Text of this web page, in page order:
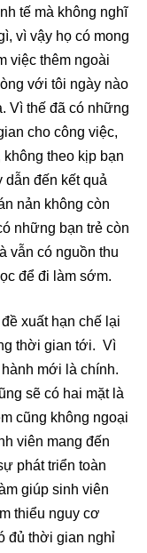
tế mà không nghĩ
vì vậy họ có mong
việc thêm ngoài
với tôi ngày nào
Vì thế đã có những
cho công việc,
theo kịp bạn
dẫn đến kết quả
nản không còn
những bạn trẻ còn
vẫn có nguồn thu
để đi làm sớm.
xuất hạn chế lại
thời gian tới. Vì
mới là chính.
sẽ có hai mặt là
cũng không ngoại
viên mang đến
phát triển toàn
giúp sinh viên
thiểu nguy cơ
đủ thời gian nghỉ